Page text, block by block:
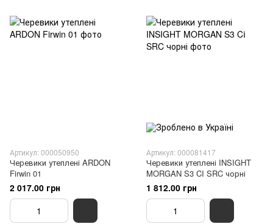
Артикул: 000050950
Черевики утеплені ARDON
Firwin 01
2 017.00 грн
Артикул: 000081417
Черевики утеплені INSIGHT
MORGAN S3 CI SRC чорні
1 812.00 грн